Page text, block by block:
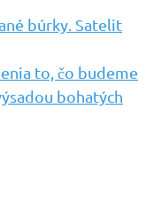
búrky. Satelit
to, čo budeme
bohatých